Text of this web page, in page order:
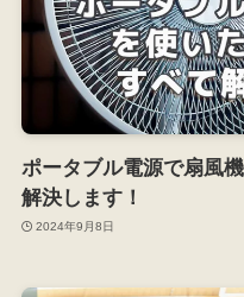
ポータブル電源で扇風
解決します！
2024年9月8日